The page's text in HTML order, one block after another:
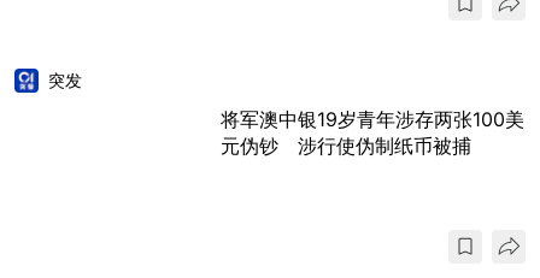
突发
将军澳中银19岁青年涉存两张100美
元伪钞 涉行使伪制纸币被捕